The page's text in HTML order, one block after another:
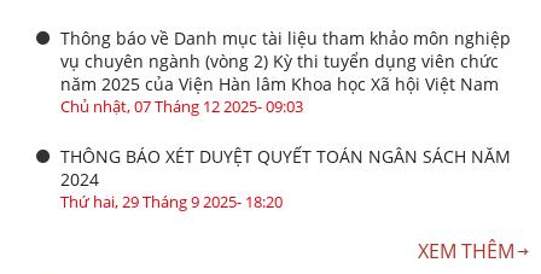
Thông báo về Danh mục tài liệu tham khảo môn nghiệp
vụ chuyên ngành (vòng 2) Kỳ thi tuyển dụng viên chức
năm 2025 của Viện Hàn lâm Khoa học Xã hội Việt Nam
Chủ nhật, 07 Tháng 12 2025- 09:03
THÔNG BÁO XÉT DUYỆT QUYẾT TOÁN NGÂN SÁCH NĂM
2024
Thứ hai, 29 Tháng 9 2025- 18:20
XEM THÊM